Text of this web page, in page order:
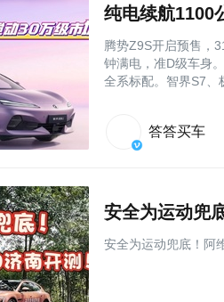
纯电续航1100
腾势Z9S开启预售，
钟满电，准D级车身
全系标配。智界S7、
答答买车
安全为运动兜
安全为运动兜底！阿